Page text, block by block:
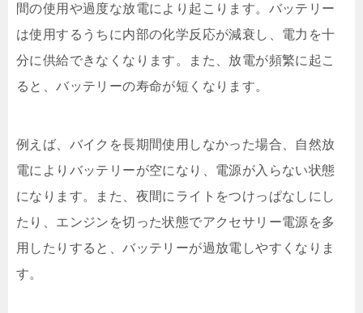
間の使用や過度な放電により起こります。バッテリー
は使用するうちに内部の化学反応が減衰し、電力を十
分に供給できなくなります。また、放電が頻繁に起こ
ると、バッテリーの寿命が短くなります。
例えば、バイクを長期間使用しなかった場合、自然放
電によりバッテリーが空になり、電源が入らない状態
になります。また、夜間にライトをつけっぱなしにし
たり、エンジンを切った状態でアクセサリー電源を多
用したりすると、バッテリーが過放電しやすくなりま
す。